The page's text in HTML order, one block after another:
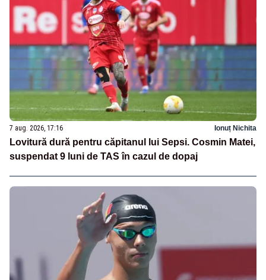
7 aug. 2026, 17:16 Ionuț Nichita
Lovitură dură pentru căpitanul lui Sepsi. Cosmin Matei,
suspendat 9 luni de TAS în cazul de dopaj